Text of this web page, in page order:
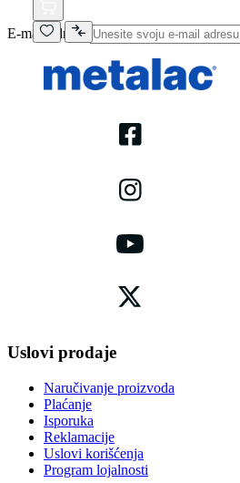
E-mail adresa
Uslovi prodaje
Naručivanje proizvoda
Plaćanje
Isporuka
Reklamacije
Uslovi korišćenja
Program lojalnosti